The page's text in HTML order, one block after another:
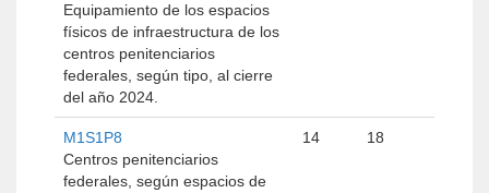
Equipamiento de los espacios
físicos de infraestructura de los
centros penitenciarios
federales, según tipo, al cierre
del año 2024.
M1S1P8
Centros penitenciarios
federales, según espacios de
14 18